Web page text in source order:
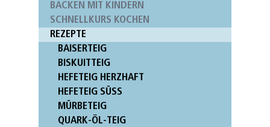
BACKEN MIT KINDERN
SCHNELLKURS KOCHEN
REZEPTE
BAISERTEIG
BISKUITTEIG
HEFETEIG HERZHAFT
HEFETEIG SÜSS
MÜRBETEIG
QUARK-ÖL-TEIG